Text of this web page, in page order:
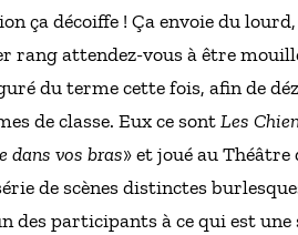
ça décoiffe ! Ça envoie du
rang attendez-vous à être
du terme cette fois, afin de
de classe. Eux ce sontLes
dans vos bras» et joué au
de scènes distinctes
des participants à ce qui est une